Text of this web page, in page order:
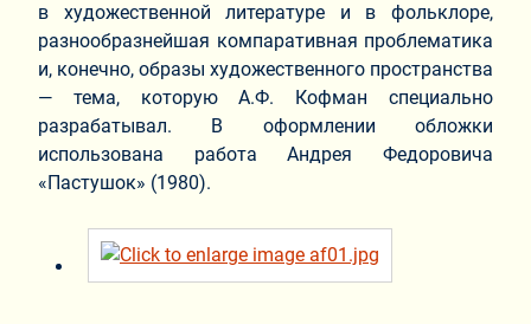
в художественной литературе и в фольклоре,
разнообразнейшая компаративная проблематика
и, конечно, образы художественного пространства
— тема, которую А.Ф. Кофман специально
разрабатывал. В оформлении обложки
использована работа Андрея Федоровича
«Пастушок» (1980).